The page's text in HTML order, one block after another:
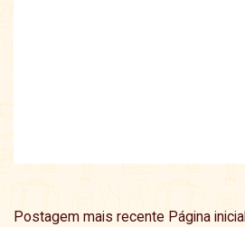
Postagem mais recente Página inicial